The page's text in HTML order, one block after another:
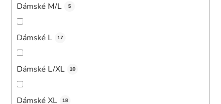
Dámské M/L 5
Dámské L 17
Dámské L/XL 10
Dámské XL 18